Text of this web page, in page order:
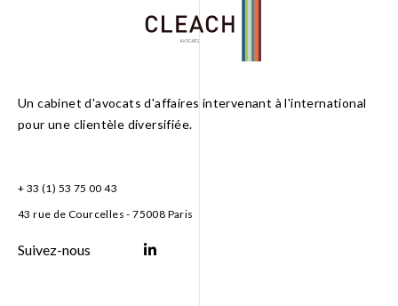
Un cabinet d'avocats d'affaires intervenant à l'international
pour une clientèle diversifiée.
+ 33 (1) 53 75 00 43
43 rue de Courcelles - 75008 Paris
Suivez-nous